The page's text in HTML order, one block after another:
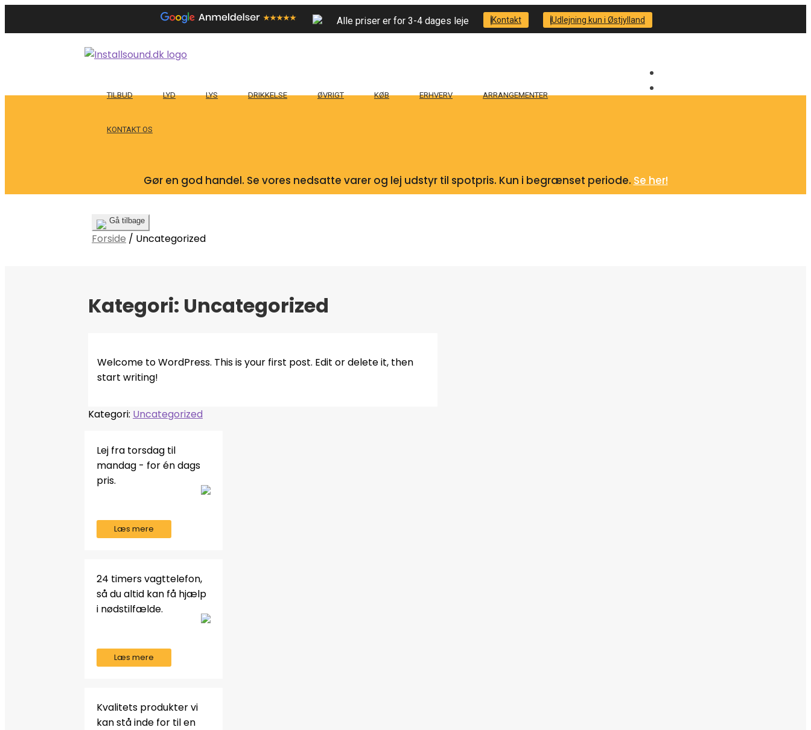
Alle priser er for 3-4 dages leje Kontakt Udlejning kun i Østjylland
TILBUD LYD LYS DRIKKELSE ØVRIGT KØB ERHVERV ARRANGEMENTER
KONTAKT OS
Gør en god handel. Se vores nedsatte varer og lej udstyr til spotpris. Kun i begrænset periode. Se her!
Gå tilbage
Forside / Uncategorized
Kategori: Uncategorized
Welcome to WordPress. This is your first post. Edit or delete it, then
start writing!
Kategori: Uncategorized
Lej fra torsdag til
mandag - for én dags
pris.
Læs mere
24 timers vagttelefon,
så du altid kan få hjælp
i nødstilfælde.
Læs mere
Kvalitets produkter vi
kan stå inde for til en